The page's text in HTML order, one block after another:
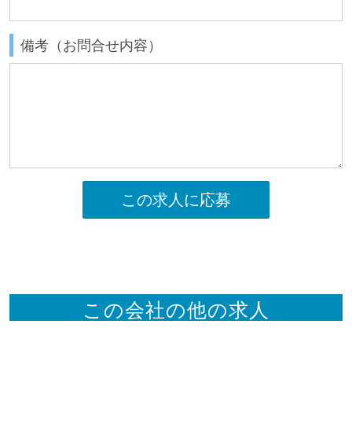
備考（お問合せ内容）
この求人に応募
この会社の他の求人